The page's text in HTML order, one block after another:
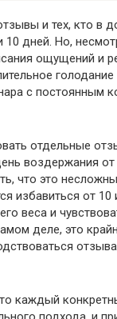
и тех, кто в
10 дней. Но,
ощущений и
с постоянным
отдельные
воздержания
что это
избавиться от
веса и
деле, это
каждый